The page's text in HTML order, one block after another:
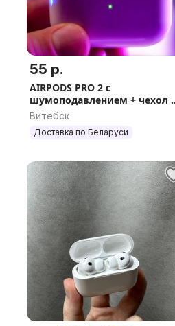
55 р.
AIRPODS PRO 2 с
шумоподавлением + чехол
подарок + гарантия
Витебск
Доставка по Беларуси